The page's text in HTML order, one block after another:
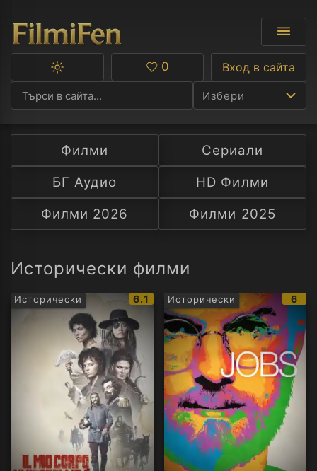
Избери
Ф
С
А
Превключване
тъмна
тема
Любими
0 Вход в сайта
Филми
Сериали
БГ Аудио
HD Филми
Филми 2026
Филми 2025
Исторически филми
Исторически
IMDb
рейтинг:
6.1 Исторически 6